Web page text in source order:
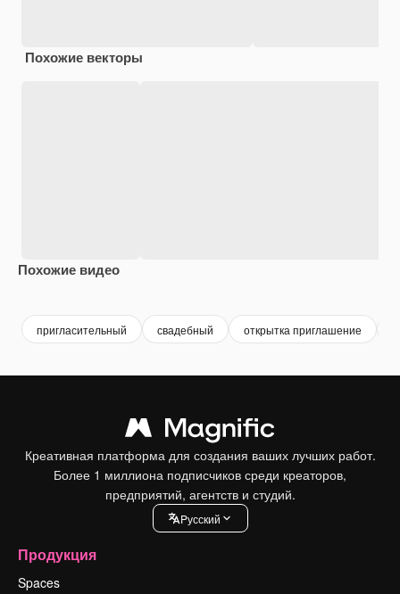
Похожие векторы
Похожие видео
пригласительный свадебный открытка приглашение
Креативная платформа для создания ваших лучших работ.
Более 1 миллиона подписчиков среди креаторов,
предприятий, агентств и студий.
Pусский
Продукция
Spaces